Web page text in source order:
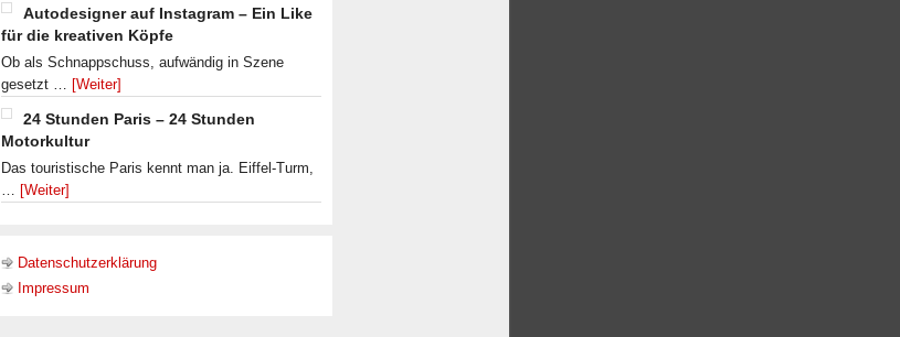
Autodesigner auf Instagram – Ein Like
für die kreativen Köpfe
Ob als Schnappschuss, aufwändig in Szene
gesetzt … [Weiter]
24 Stunden Paris – 24 Stunden
Motorkultur
Das touristische Paris kennt man ja. Eiffel-Turm,
… [Weiter]
Datenschutzerklärung
Impressum